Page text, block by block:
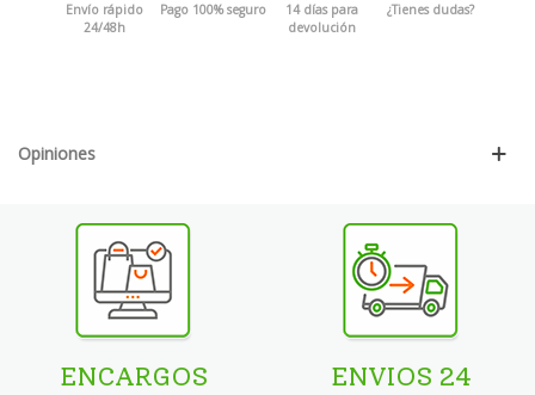
Envío rápido
24/48h
Pago 100% seguro
14 días para
devolución
¿Tienes dudas?
Opiniones
ENCARGOS
ENVIOS 24